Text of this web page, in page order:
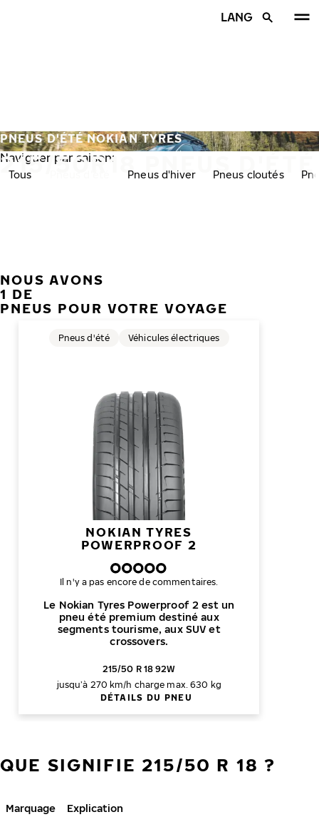
LANG
215/50R18 PNEUS D'ÉTÉ
PNEUS D'ÉTÉ NOKIAN TYRES
Naviguer par saison:
Tous Pneus d'hiver Pneus cloutés
NOUS AVONS
1 DE
PNEUS POUR VOTRE VOYAGE
NOKIAN TYRES
POWERPROOF 2
Le Nokian Tyres Powerproof 2 est un
pneu été premium destiné aux
segments tourisme, aux SUV et
crossovers.
Pneus d'été Véhicules électriques
Il n'y a pas encore de commentaires.
215/50 R 18 92W
jusqu’à 270 km/h charge max. 630 kg
DÉTAILS DU PNEU
QUE SIGNIFIE 215/50 R 18 ?
Marquage Explication